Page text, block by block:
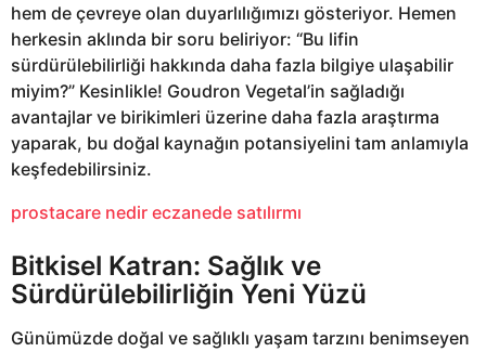
hem de çevreye olan duyarlılığımızı gösteriyor. Hemen
herkesin aklında bir soru beliriyor: “Bu lifin
sürdürülebilirliği hakkında daha fazla bilgiye ulaşabilir
miyim?” Kesinlikle! Goudron Vegetal’in sağladığı
avantajlar ve birikimleri üzerine daha fazla araştırma
yaparak, bu doğal kaynağın potansiyelini tam anlamıyla
keşfedebilirsiniz.
prostacare nedir eczanede satılırmı
Bitkisel Katran: Sağlık ve
Sürdürülebilirliğin Yeni Yüzü
Günümüzde doğal ve sağlıklı yaşam tarzını benimseyen